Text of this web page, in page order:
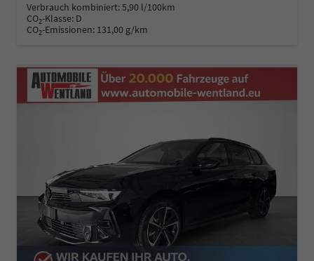
Verbrauch kombiniert:5,90 l/100km
CO2-Klasse: D
CO2-Emissionen: 131,00 g/km